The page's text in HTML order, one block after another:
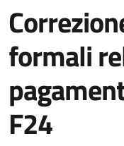
formali
F24